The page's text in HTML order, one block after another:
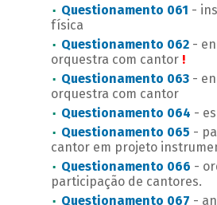
Questionamento 061 -
física
Questionamento 062 -
orquestra com cantor !
Questionamento 063 -
orquestra com cantor
Questionamento 064 -
Questionamento 065 -
cantor em projeto
Questionamento 066 -
participação de cantores.
Questionamento 067 -